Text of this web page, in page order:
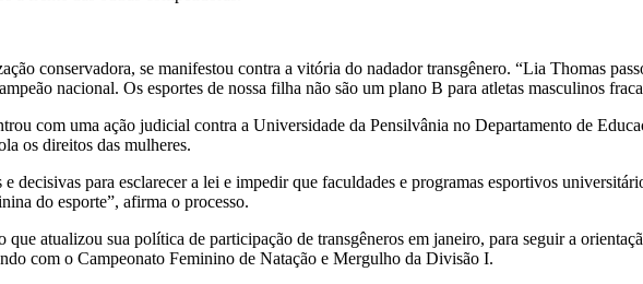
conservadora, se manifestou contra a vitória do nadador transgênero. “Lia Thomas
nacional. Os esportes de nossa filha não são um plano B para atletas masculinos
com uma ação judicial contra a Universidade da Pensilvânia no Departamento de
os direitos das mulheres.
decisivas para esclarecer a lei e impedir que faculdades e programas esportivos
do esporte”, afirma o processo.
atualizou sua política de participação de transgêneros em janeiro, para seguir a
com o Campeonato Feminino de Natação e Mergulho da Divisão I.